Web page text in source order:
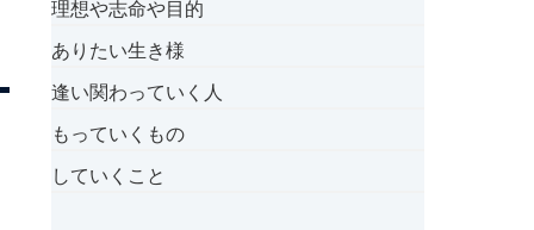
理想や志命や目的
ありたい生き様
逢い関わっていく人
もっていくもの
していくこと